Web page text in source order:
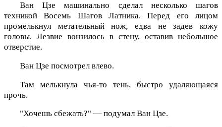
Ван Цзе машинально сделал несколько шагов
техникой Восемь Шагов Латника. Перед его лицом
промелькнул метательный нож, едва не задев кожу
головы. Лезвие вонзилось в стену, оставив небольшое
отверстие.
Ван Цзе посмотрел влево.
Там мелькнула чья-то тень, быстро удаляющаяся
прочь.
"Хочешь сбежать?" — подумал Ван Цзе.